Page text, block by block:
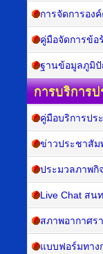
การจัดการอง
คู่มือจัดการข้อ
ฐานข้อมูลภูมิ
การบริการ
คู่มือบริการปร
ข่าวประชาสัม
ประมวลภาพกิ
Live Chat สน
สภาพอากาศร
แบบฟอร์มทาง